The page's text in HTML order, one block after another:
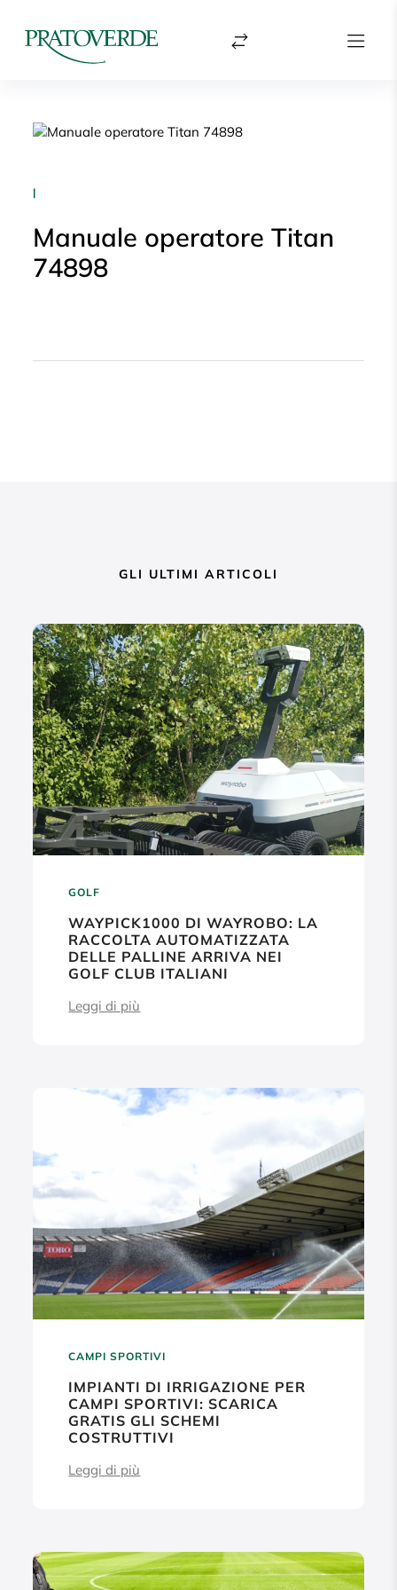
|
Manuale operatore Titan
74898
GLI ULTIMI ARTICOLI
GOLF
WAYPICK1000 DI WAYROBO: LA
RACCOLTA AUTOMATIZZATA
DELLE PALLINE ARRIVA NEI
GOLF CLUB ITALIANI
Leggi di più
CAMPI SPORTIVI
IMPIANTI DI IRRIGAZIONE PER
CAMPI SPORTIVI: SCARICA
GRATIS GLI SCHEMI
COSTRUTTIVI
Leggi di più